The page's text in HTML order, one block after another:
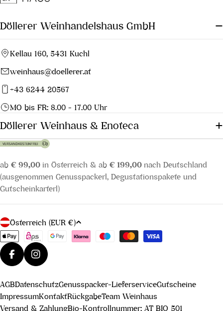
Döllerer Weinhandelshaus GmbH
Kellau 160, 5431 Kuchl
weinhaus@doellerer.at
+43 6244 20567
MO bis FR: 8.00 - 17.00 Uhr
Döllerer Weinhaus & Enoteca
ab € 99,00 in Österreich & ab € 199,00 nach Deutschland
(ausgenommen Genusspackerl, Degustationspakete und
Gutscheinkarterl)
L
a
n
d
R
e
Österreich (EUR €)
Zahlungsmethoden
FacebookInstagram
AGBDatenschutzGenusspacker-LieferserviceGutscheine
ImpressumKontaktRückgabeTeam Weinhaus
Versand & ZahlungBio-Kontrollnummer: AT BIO 501